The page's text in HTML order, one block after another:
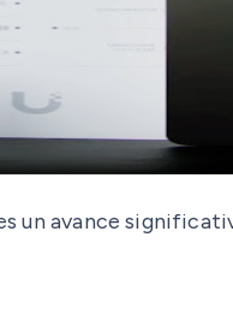
un avance